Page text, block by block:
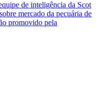
de inteligência da Scot
mercado da pecuária de
promovido pela